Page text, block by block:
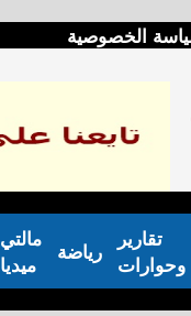
الخصوصية
مالتي
ميديا
رياضة
تقارير
وحوارات